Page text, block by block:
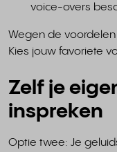
voice-overs
Wegen de
Kies jouw favoriete
Zelf je
inspreken
Optie twee: Je